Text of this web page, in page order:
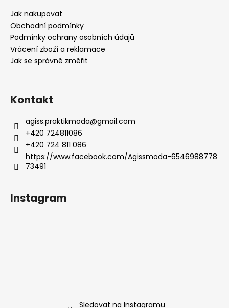
Jak nakupovat
Obchodní podmínky
Podmínky ochrany osobních údajů
Vrácení zboží a reklamace
Jak se správně změřit
Kontakt
agiss.praktikmoda@gmail.com
+420 724811086
+420 724 811 086
https://www.facebook.com/Agissmoda-6546988778
73491
Instagram
Sledovat na Instagramu